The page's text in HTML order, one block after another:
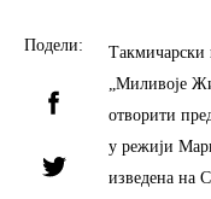
Подели:
Такмичарски
„Миливоје
отворити
у режији
изведена на